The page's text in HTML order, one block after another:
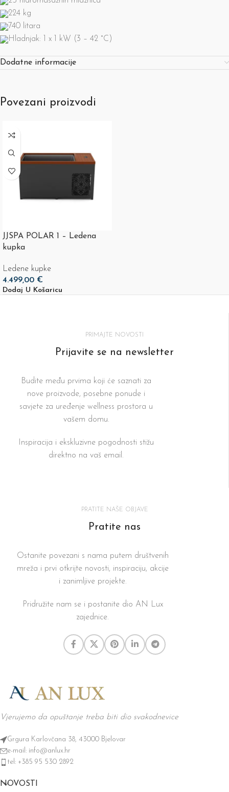
224 kg
740 litara
Hladnjak: 1 x 1 kW (3 – 42 °C)
Dodatne informacije
Povezani proizvodi
JJSPA POLAR 1 – Ledena
kupka
Ledene kupke
4.499,00 €
Dodaj U Košaricu
PRIMAJTE NOVOSTI
Prijavite se na newsletter
Budite među prvima koji će saznati za
nove proizvode, posebne ponude i
savjete za uređenje wellness prostora u
vašem domu.
Inspiracija i ekskluzivne pogodnosti stižu
direktno na vaš email.
PRATITE NAŠE OBJAVE
Pratite nas
Ostanite povezani s nama putem društvenih
mreža i prvi otkrijte novosti, inspiraciju, akcije
i zanimljive projekte.
Pridružite nam se i postanite dio AN Lux
zajednice.
Vjerujemo da opuštanje treba biti dio svakodnevice
Grgura Karlovčana 38, 43000 Bjelovar
e-mail: info@anlux.hr
tel: +385 95 530 2892
NOVOSTI